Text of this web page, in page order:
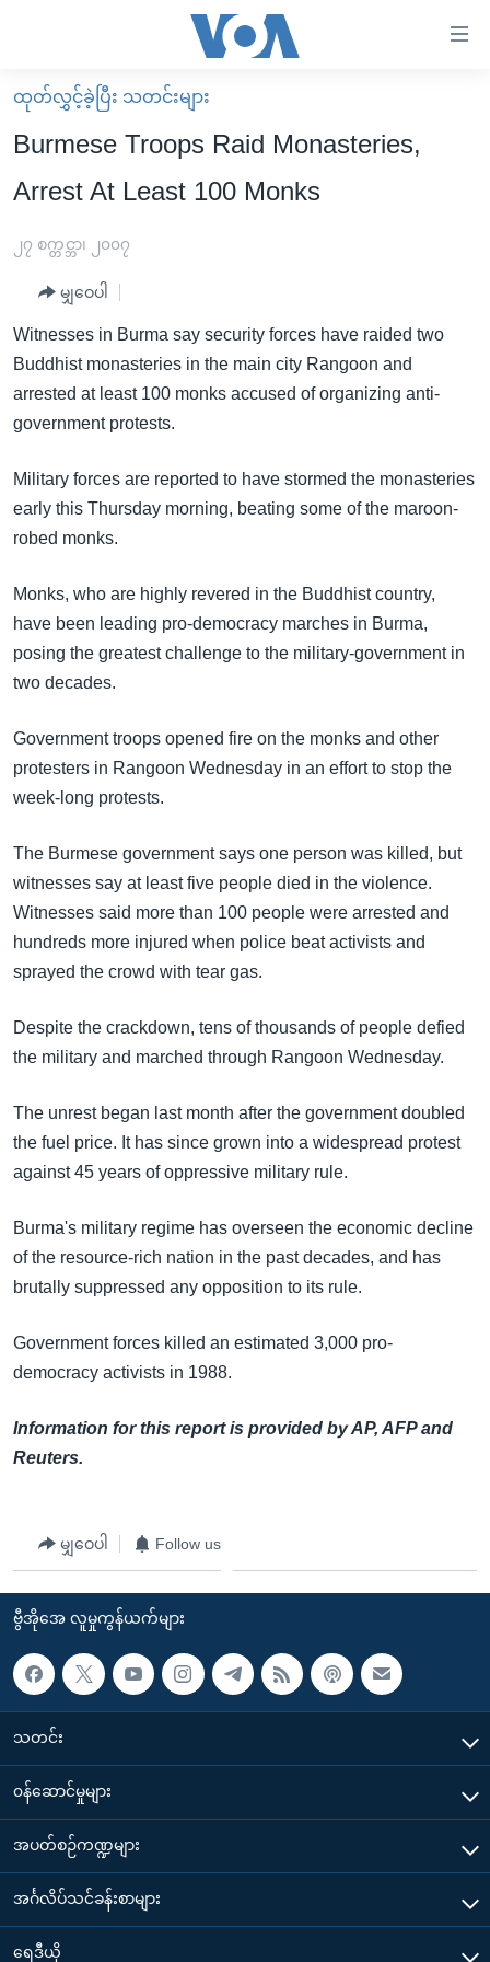
လွယ်ကူ
စေ
သည့်
များ
ရန်
သို့
ကျော်
ရန်
ရန်
နေရာ
သို့
ရန်
မူလစာမျက်နှာ
မြန်မာ
ကမ္ဘာ့သတင်းများ
ရပ်ဝန်းတခု လမ်းတခု အလွန်
အမေရိကန်သုံးအီဒီယံ
မကြေးမုံရဲ့ အင်္ဂလိပ်စာ
ရုပ်ရှင်ထဲက အင်္ဂလိပ်စာ
သုတပဒေသာ အင်္ဂလိပ်စာ
အပတ်စဉ်ကဏ္ဍများ
ရေဒီယို
တီဗွီ
ရေဒီယိုနှင့်ရုပ်သံ အချက်အလက်များ
ရေဒီယို/တီဗွီအစီအစဉ်
Learning English
ဗွီအိုအေ လူမှုကွန်ယက်များ
ဘာသာစကားများ
ထုတ်လွှင့်ခဲ့ပြီး သတင်းများ
Burmese Troops Raid Monasteries,
Arrest At Least 100 Monks
၂၇ စက္တင္ဘာ၊ ၂၀၀၇
မျှဝေပါ
Witnesses in Burma say security forces have raided two
Buddhist monasteries in the main city Rangoon and
arrested at least 100 monks accused of organizing anti-
government protests.
Military forces are reported to have stormed the monasteries
early this Thursday morning, beating some of the maroon-
robed monks.
Monks, who are highly revered in the Buddhist country,
have been leading pro-democracy marches in Burma,
posing the greatest challenge to the military-government in
two decades.
Government troops opened fire on the monks and other
protesters in Rangoon Wednesday in an effort to stop the
week-long protests.
The Burmese government says one person was killed, but
witnesses say at least five people died in the violence.
Witnesses said more than 100 people were arrested and
hundreds more injured when police beat activists and
sprayed the crowd with tear gas.
Despite the crackdown, tens of thousands of people defied
the military and marched through Rangoon Wednesday.
The unrest began last month after the government doubled
the fuel price. It has since grown into a widespread protest
against 45 years of oppressive military rule.
Burma's military regime has overseen the economic decline
of the resource-rich nation in the past decades, and has
brutally suppressed any opposition to its rule.
Government forces killed an estimated 3,000 pro-
democracy activists in 1988.
Information for this report is provided by AP, AFP and
Reuters.
မျှဝေပါ Follow us
ဗွီအိုအေ လူမှုကွန်ယက်များ
သတင်း
၀န်ဆောင်မှုများ
အပတ်စဉ်ကဏ္ဍများ
အင်္ဂလိပ်သင်ခန်းစာများ
ရေဒီယို